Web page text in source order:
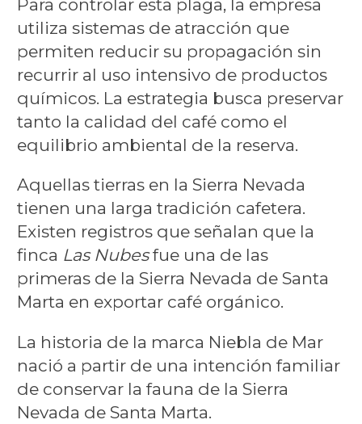
Para controlar esta plaga, la empresa
utiliza sistemas de atracción que
permiten reducir su propagación sin
recurrir al uso intensivo de productos
químicos. La estrategia busca preservar
tanto la calidad del café como el
equilibrio ambiental de la reserva.
Aquellas tierras en la Sierra Nevada
tienen una larga tradición cafetera.
Existen registros que señalan que la
finca Las Nubesfue una de las
primeras de la Sierra Nevada de Santa
Marta en exportar café orgánico.
La historia de la marca Niebla de Mar
nació a partir de una intención familiar
de conservar la fauna de la Sierra
Nevada de Santa Marta.